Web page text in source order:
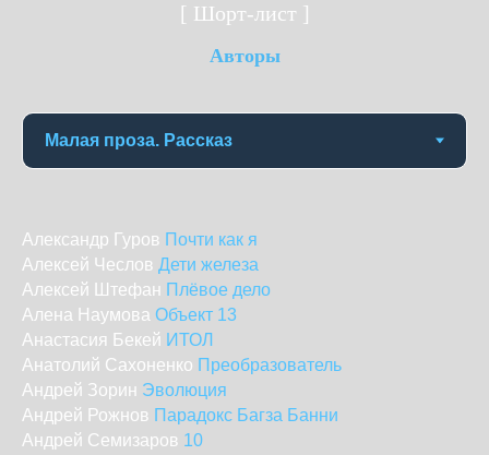
[ Шорт-лист ]
Авторы
Александр Гуров Почти как я
Алексей Чеслов Дети железа
Алексей Штефан Плёвое дело
Алена Наумова Объект 13
Анастасия Бекей ИТОЛ
Анатолий Сахоненко Преобразователь
Андрей Зорин Эволюция
Андрей Рожнов Парадокс Багза Банни
Андрей Семизаров 10